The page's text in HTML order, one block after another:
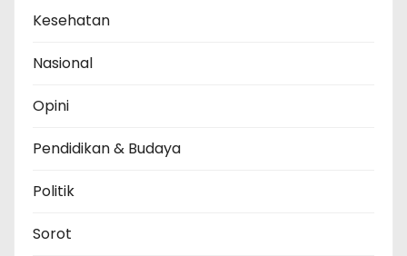
Kesehatan
Nasional
Opini
Pendidikan & Budaya
Politik
Sorot